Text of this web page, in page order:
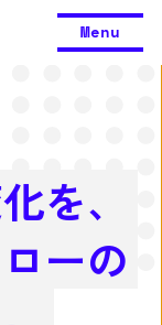
Menu
を、
ーの